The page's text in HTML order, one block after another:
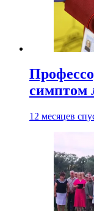
симптом
12 месяцев